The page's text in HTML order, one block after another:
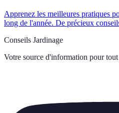
Apprenez les meilleures pratiques
long de l'année. De précieux
Conseils Jardinage
Votre source d'information pour